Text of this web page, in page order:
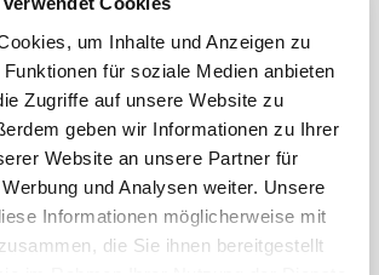
um Inhalte und Anzeigen zu
für soziale Medien anbieten
Zugriffe auf unsere Website zu
geben wir Informationen zu Ihrer
Website an unsere Partner für
und Analysen weiter. Unsere
Informationen möglicherweise mit
die Sie ihnen bereitgestellt